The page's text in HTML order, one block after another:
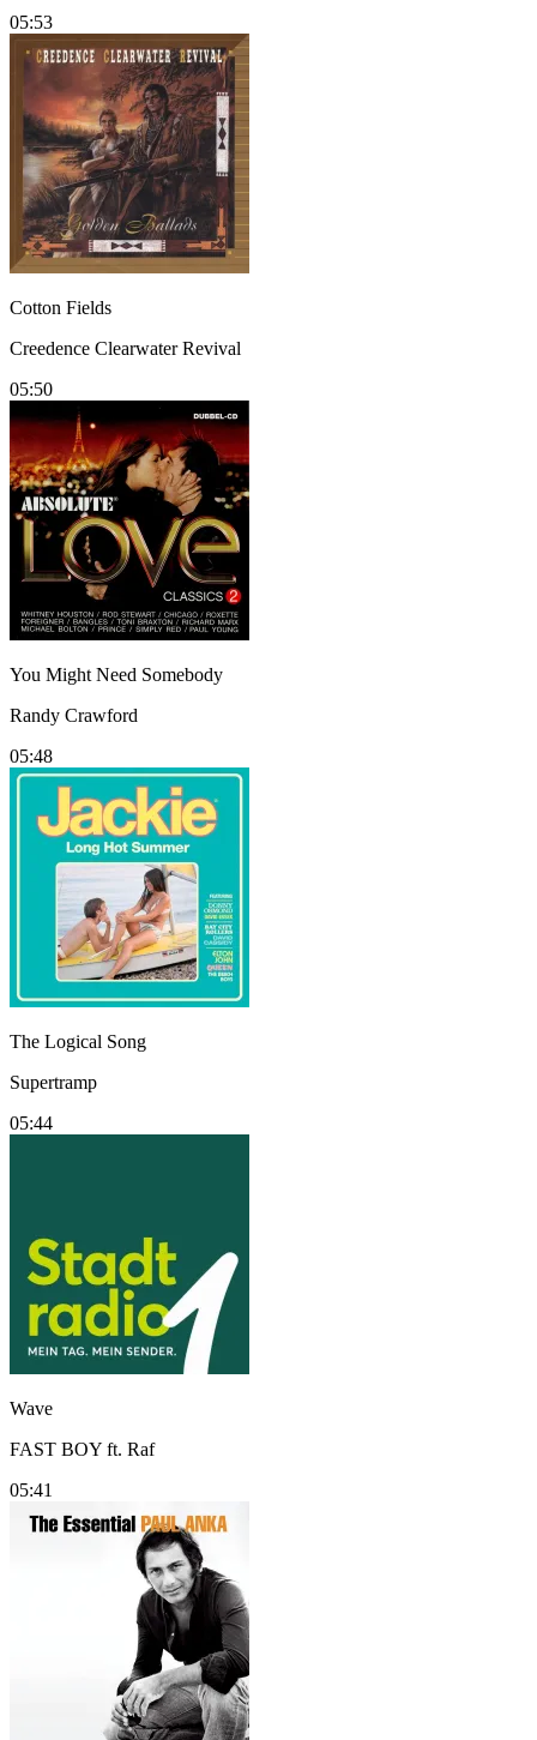
05:53
Cotton Fields
Creedence Clearwater Revival
05:50
You Might Need Somebody
Randy Crawford
05:48
The Logical Song
Supertramp
05:44
Wave
FAST BOY ft. Raf
05:41